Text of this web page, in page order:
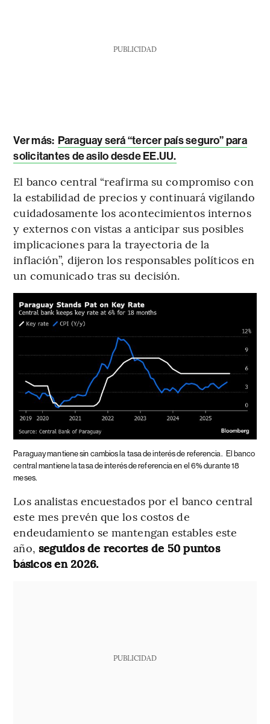
PUBLICIDAD
Ver más: Paraguay será “tercer país seguro” para
solicitantes de asilo desde EE.UU.
El banco central “reafirma su compromiso con
la estabilidad de precios y continuará vigilando
cuidadosamente los acontecimientos internos
y externos con vistas a anticipar sus posibles
implicaciones para la trayectoria de la
inflación”, dijeron los responsables políticos en
un comunicado tras su decisión.
Paraguay mantiene sin cambios la tasa de interés de referencia. El banco
central mantiene la tasa de interés de referencia en el 6% durante 18
meses.
Los analistas encuestados por el banco central
este mes prevén que los costos de
endeudamiento se mantengan estables este
año, seguidos de recortes de 50 puntos
básicos en 2026.
PUBLICIDAD